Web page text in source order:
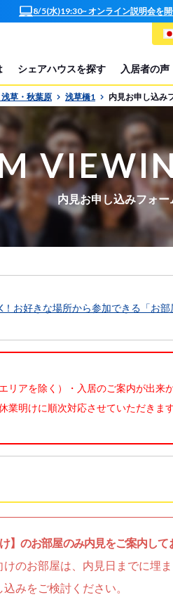
8/5(水)19:30~ オンライン説明会を開
シェアハウスを探す 入居者の声
草・秋葉原 浅草橋1 内見お申し込み
内見お申し込みフォー
お好きな場所から参加できる「お
アを除く）・入居のご案内が出来
明けに順次対応させていただきま
のお部屋のみ内見をご案内して
のお部屋は、内見日までに埋
みをご検討ください。